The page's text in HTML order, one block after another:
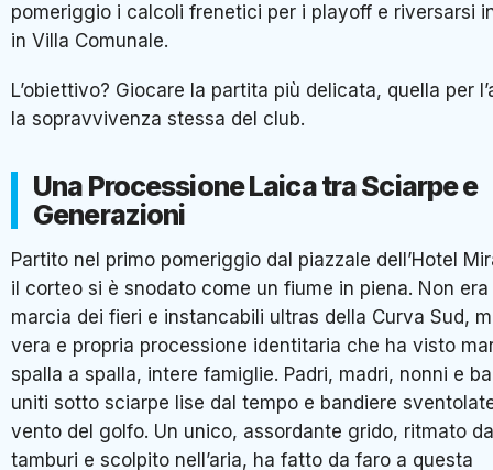
pomeriggio i calcoli frenetici per i playoff e riversarsi
in Villa Comunale.
L’obiettivo? Giocare la partita più delicata, quella per
la sopravvivenza stessa del club.
Una Processione Laica tra Sciarpe e
Generazioni
Partito nel primo pomeriggio dal piazzale dell’Hotel
il corteo si è snodato come un fiume in piena. Non
marcia dei fieri e instancabili ultras della Curva Sud,
vera e propria processione identitaria che ha visto
spalla a spalla, intere famiglie. Padri, madri, nonni e
uniti sotto sciarpe lise dal tempo e bandiere
vento del golfo. Un unico, assordante grido, ritmato
tamburi e scolpito nell’aria, ha fatto da faro a questa